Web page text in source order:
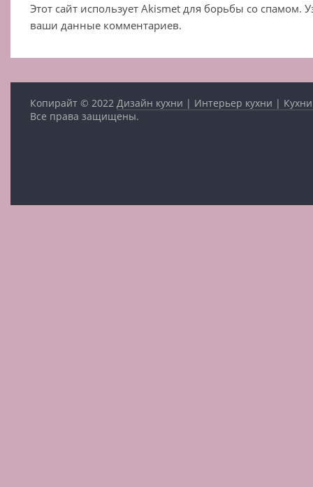
Этот сайт использует Akismet для борьбы со спамом.
ваши данные комментариев.
Копирайт © 2022Дизайн кухни | Интерьер кухни |
Все права защищены.